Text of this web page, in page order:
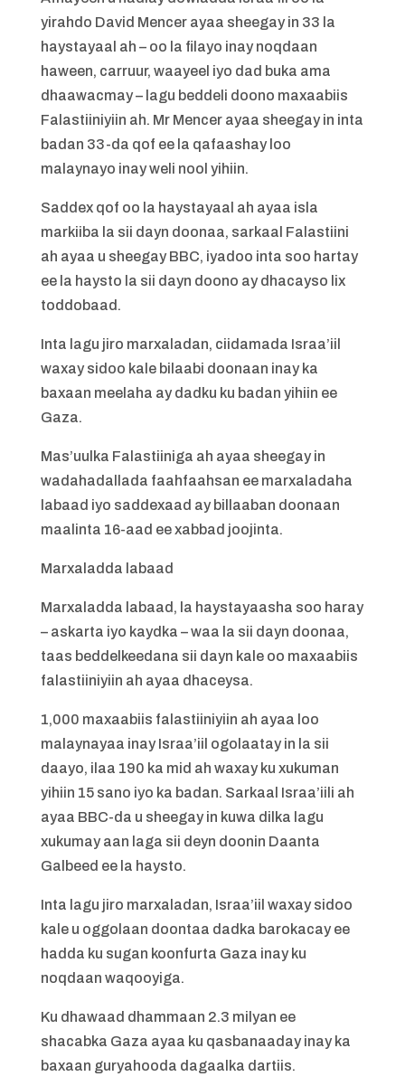
yirahdo David Mencer ayaa sheegay in 33 la
haystayaal ah – oo la filayo inay noqdaan
haween, carruur, waayeel iyo dad buka ama
dhaawacmay – lagu beddeli doono maxaabiis
Falastiiniyiin ah. Mr Mencer ayaa sheegay in inta
badan 33-da qof ee la qafaashay loo
malaynayo inay weli nool yihiin.
Saddex qof oo la haystayaal ah ayaa isla
markiiba la sii dayn doonaa, sarkaal Falastiini
ah ayaa u sheegay BBC, iyadoo inta soo hartay
ee la haysto la sii dayn doono ay dhacayso lix
toddobaad.
Inta lagu jiro marxaladan, ciidamada Israa’iil
waxay sidoo kale bilaabi doonaan inay ka
baxaan meelaha ay dadku ku badan yihiin ee
Gaza.
Mas’uulka Falastiiniga ah ayaa sheegay in
wadahadallada faahfaahsan ee marxaladaha
labaad iyo saddexaad ay billaaban doonaan
maalinta 16-aad ee xabbad joojinta.
Marxaladda labaad
Marxaladda labaad, la haystayaasha soo haray
– askarta iyo kaydka – waa la sii dayn doonaa,
taas beddelkeedana sii dayn kale oo maxaabiis
falastiiniyiin ah ayaa dhaceysa.
1,000 maxaabiis falastiiniyiin ah ayaa loo
malaynayaa inay Israa’iil ogolaatay in la sii
daayo, ilaa 190 ka mid ah waxay ku xukuman
yihiin 15 sano iyo ka badan. Sarkaal Israa’iili ah
ayaa BBC-da u sheegay in kuwa dilka lagu
xukumay aan laga sii deyn doonin Daanta
Galbeed ee la haysto.
Inta lagu jiro marxaladan, Israa’iil waxay sidoo
kale u oggolaan doontaa dadka barokacay ee
hadda ku sugan koonfurta Gaza inay ku
noqdaan waqooyiga.
Ku dhawaad ​​dhammaan 2.3 milyan ee
shacabka Gaza ayaa ku qasbanaaday inay ka
baxaan guryahooda dagaalka dartiis.